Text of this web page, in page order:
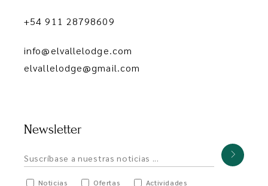
+54 911 28798609
info@elvallelodge.com
elvallelodge@gmail.com
Newsletter
Noticias Ofertas Actividades